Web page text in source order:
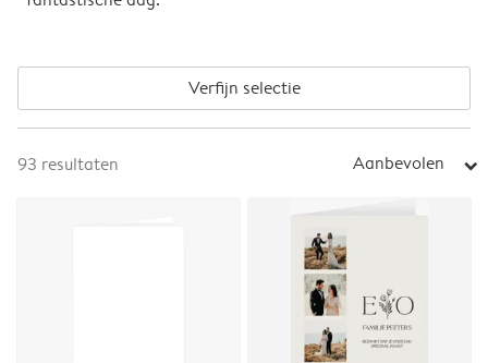
Verfijn selectie
93 resultaten Aanbevolen arrow_right